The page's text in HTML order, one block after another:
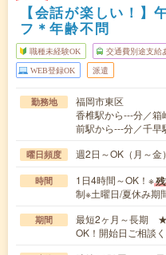
【会話が楽しい！】
フ＊年齢不問
職種未経験OK 交通費別途支給
WEB登録OK 派遣
勤務地
福岡市東区
香椎駅から---分／
前駅から---分／千早
曜日頻度 週2日～OK（月～金）
時間 1日4時間～OK！※
制※土曜日/夏休み
期間
最短2ヶ月～長期
OK！開始日ご相談く